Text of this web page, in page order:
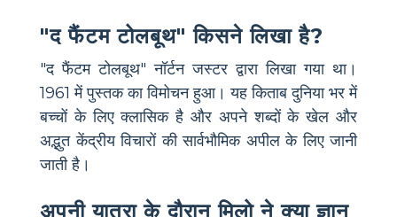
"द फैंटम टोलबूथ" किसने लिखा है?
"द फैंटम टोलबूथ" नॉर्टन जस्टर द्वारा लिखा गया था।
1961 में पुस्तक का विमोचन हुआ। यह किताब दुनिया भर में
बच्चों के लिए क्लासिक है और अपने शब्दों के खेल और
अद्भुत केंद्रीय विचारों की सार्वभौमिक अपील के लिए जानी
जाती है।
अपनी यात्रा के दौरान मिलो ने क्या ज्ञान